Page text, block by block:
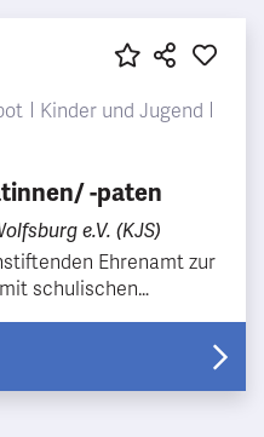
Kinder und Jugend
-paten
e.V. (KJS)
Ehrenamt zur
schulischen